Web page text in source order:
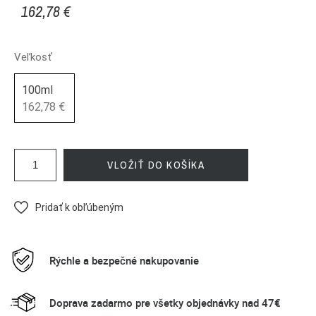
162,78 €
Veľkosť
100ml
162,78 €
VLOŽIŤ DO KOŠÍKA
Pridať k obľúbeným
Rýchle a bezpečné nakupovanie
Doprava zadarmo pre všetky objednávky nad 47€